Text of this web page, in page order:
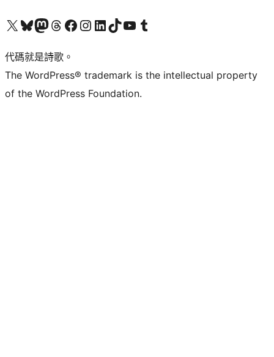
Visit our X (formerly Twitter) account
Visit our Bluesky account
Visit our Mastodon account
Visit our Threads account
訪問我們的 Facebook 專頁Visit our Instagram account
Visit our LinkedIn account
Visit our TikTok account
Visit our YouTube channel
Visit our Tumblr account
代碼就是詩歌。
The WordPress® trademark is the intellectual property
of the WordPress Foundation.